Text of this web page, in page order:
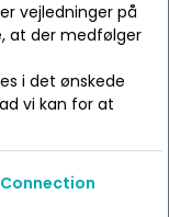
vejledninger på
at der medfølger
i det ønskede
vi kan for at